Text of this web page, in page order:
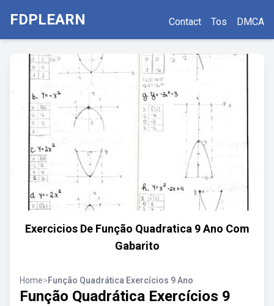
FDPLEARN Contact Tos DMCA
Exercicios De Função Quadratica 9 Ano Com
Gabarito
Home>Função Quadrática Exercícios 9 Ano
Função Quadrática Exercícios 9